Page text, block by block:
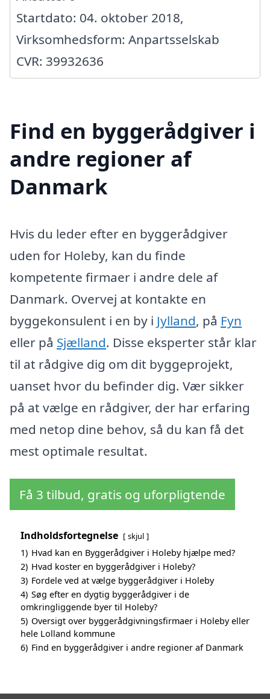
Startdato: 04. oktober 2018,
Virksomhedsform: Anpartsselskab
CVR: 39932636
Find en byggerådgiver i
andre regioner af
Danmark
Hvis du leder efter en byggerådgiver
uden for Holeby, kan du finde
kompetente firmaer i andre dele af
Danmark. Overvej at kontakte en
byggekonsulent i en by i Jylland, på Fyn
eller på Sjælland. Disse eksperter står klar
til at rådgive dig om dit byggeprojekt,
uanset hvor du befinder dig. Vær sikker
på at vælge en rådgiver, der har erfaring
med netop dine behov, så du kan få det
mest optimale resultat.
Få 3 tilbud, gratis og uforpligtende
Indholdsfortegnelse skjul
1) Hvad kan en Byggerådgiver i Holeby hjælpe med?
2) Hvad koster en byggerådgiver i Holeby?
3) Fordele ved at vælge byggerådgiver i Holeby
4) Søg efter en dygtig byggerådgiver i de
omkringliggende byer til Holeby?
5) Oversigt over byggerådgivningsfirmaer i Holeby eller
hele Lolland kommune
6) Find en byggerådgiver i andre regioner af Danmark